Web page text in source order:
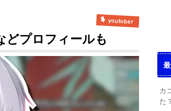
youtuber
どプロフィールも
カ
た